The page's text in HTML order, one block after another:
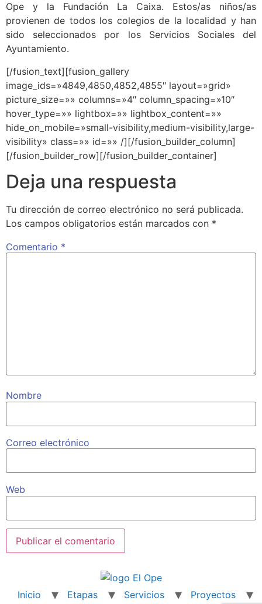
Ope y la Fundación La Caixa. Estos/as niños/as
provienen de todos los colegios de la localidad y han
sido seleccionados por los Servicios Sociales del
Ayuntamiento.
[/fusion_text][fusion_gallery
image_ids=»4849,4850,4852,4855″ layout=»grid»
picture_size=»» columns=»4″ column_spacing=»10″
hover_type=»» lightbox=»» lightbox_content=»»
hide_on_mobile=»small-visibility,medium-visibility,large-
visibility» class=»» id=»» /][/fusion_builder_column]
[/fusion_builder_row][/fusion_builder_container]
Deja una respuesta
Tu dirección de correo electrónico no será publicada.
Los campos obligatorios están marcados con *
Comentario *
Nombre
Correo electrónico
Web
Inicio Etapas Servicios Proyectos